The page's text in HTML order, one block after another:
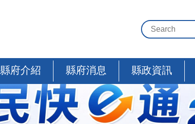
縣府介紹 縣府消息 縣政資訊